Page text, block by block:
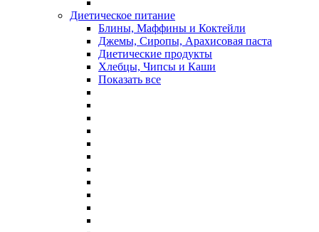
Диетическое питание
Блины, Маффины и Коктейли
Джемы, Сиропы, Арахисовая паста
Диетические продукты
Хлебцы, Чипсы и Каши
Показать все